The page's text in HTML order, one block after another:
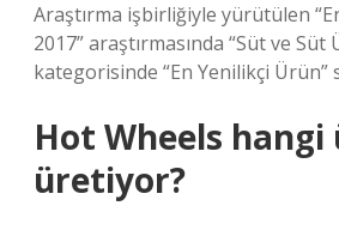
Araştırma işbirliğiyle yürütülen
2017” araştırmasında “Süt ve Süt
kategorisinde “En Yenilikçi Ürün”
Hot Wheels hangi
üretiyor?